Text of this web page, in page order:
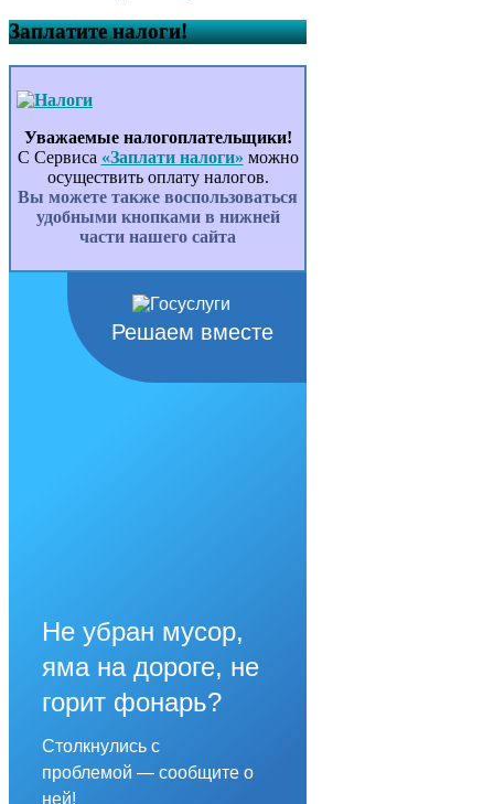
Заплатите налоги!
Уважаемые налогоплательщики!
С Сервиса «Заплати налоги» можно
осуществить оплату налогов.
Вы можете также воспользоваться
удобными кнопками в нижней
части нашего сайта
Решаем вместе
Не убран мусор,
яма на дороге, не
горит фонарь?
Столкнулись с
проблемой — сообщите о
ней!